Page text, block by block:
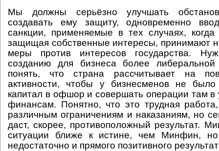
Мы должны серьёзно улучшать
создавать ему защиту, одновременно
санкции, применяемые в тех случаях, когда
защищая собственные интересы, принимают
меры против интересов государства.
созданию для бизнеса более либеральной
понять, что страна рассчитывает на
активности, чтобы у бизнесменов не было
капитал в офшор и совершать операции там
финансам. Понятно, что это трудная
различным ограничениям и наказаниям, но
даст, скорее, противоположный результат.
ситуации ближе к истине, чем Минфин,
недостаточно и прямого позитивного